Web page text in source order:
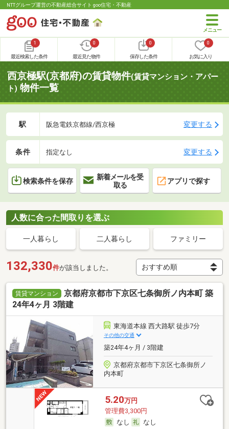
NTTグループ運営の不動産総合サイト goo住宅・不動産
1
最近検索した条件
0
最近見た物件
0
保存した条件
0
お気に入り
西京極駅(京都府)の賃貸物件(賃貸マンション・アパー
ト) 物件一覧
駅 阪急電鉄京都線/西京極 変更する
条件 指定なし 変更する
検索条件を保存
新着メールを受
取る
アプリで探す
人数に合った間取りを選ぶ
一人暮らし 二人暮らし ファミリー
132,330件が該当しました。
賃貸マンション
京都府京都市下京区七条御所ノ内本町 築
24年4ヶ月 3階建
東海道本線 西大路駅 徒歩7分
その他の交通
築24年4ヶ月 / 3階建
京都府京都市下京区七条御所ノ
内本町
5.20万円
管理費3,300円
なし
なし